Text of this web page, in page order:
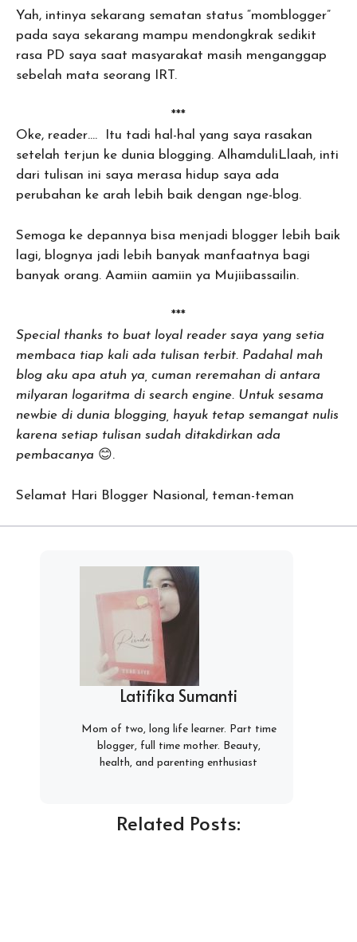
Yah, intinya sekarang sematan status “momblogger”
pada saya sekarang mampu mendongkrak sedikit
rasa PD saya saat masyarakat masih menganggap
sebelah mata seorang IRT.
***
Oke, reader…. Itu tadi hal-hal yang saya rasakan
setelah terjun ke dunia blogging. AlhamduliLlaah, inti
dari tulisan ini saya merasa hidup saya ada
perubahan ke arah lebih baik dengan nge-blog.
Semoga ke depannya bisa menjadi blogger lebih baik
lagi, blognya jadi lebih banyak manfaatnya bagi
banyak orang. Aamiin aamiin ya Mujiibassailin.
***
Special thanks to buat loyal reader saya yang setia
membaca tiap kali ada tulisan terbit. Padahal mah
blog aku apa atuh ya, cuman reremahan di antara
milyaran logaritma di search engine. Untuk sesama
newbie di dunia blogging, hayuk tetap semangat nulis
karena setiap tulisan sudah ditakdirkan ada
pembacanya 😊.
Selamat Hari Blogger Nasional, teman-teman
Latifika Sumanti
Mom of two, long life learner. Part time
blogger, full time mother. Beauty,
health, and parenting enthusiast
Related Posts: